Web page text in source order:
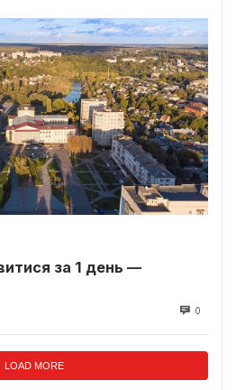
за 1 день —
0
LOAD MORE